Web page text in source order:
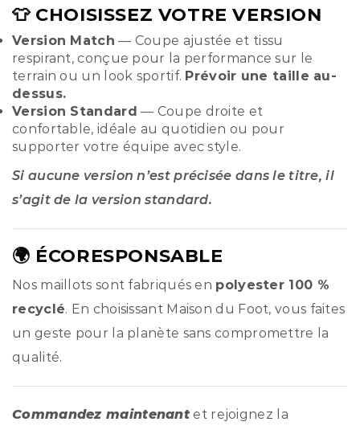
👕 CHOISISSEZ VOTRE VERSION
Version Match — Coupe ajustée et tissu
respirant, conçue pour la performance sur le
terrain ou un look sportif. Prévoir une taille au-
dessus.
Version Standard — Coupe droite et
confortable, idéale au quotidien ou pour
supporter votre équipe avec style.
Si aucune version n’est précisée dans le titre, il
s’agit de la version standard.
🌍 ÉCORESPONSABLE
Nos maillots sont fabriqués en polyester 100 %
recyclé. En choisissant Maison du Foot, vous faites
un geste pour la planète sans compromettre la
qualité.
Commandez maintenant et rejoignez la